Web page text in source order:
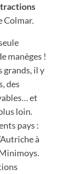
Colmar.
manèges !
grands, il y
des
et
loin.
pays :
à